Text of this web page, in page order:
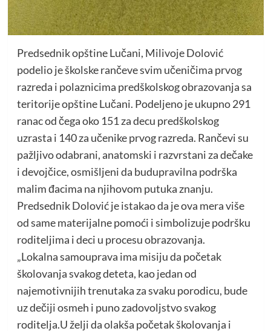
Predsednik opštine Lučani, Milivoje Dolović
podelio je školske rančeve svim učeničima prvog
razreda i polaznicima predškolskog obrazovanja sa
teritorije opštine Lučani. Podeljeno je ukupno 291
ranac od čega oko 151 za decu predškolskog
uzrasta i 140 za učenike prvog razreda. Rančevi su
pažljivo odabrani, anatomski i razvrstani za dečake
i devojčice, osmišljeni da budupravilna podrška
malim đacima na njihovom putuka znanju.
Predsednik Dolović je istakao da je ova mera više
od same materijalne pomoći i simbolizuje podršku
roditeljima i deci u procesu obrazovanja.
„Lokalna samouprava ima misiju da početak
školovanja svakog deteta, kao jedan od
najemotivnijih trenutaka za svaku porodicu, bude
uz dečiji osmeh i puno zadovoljstvo svakog
roditelja.U želji da olakša početak školovanja i